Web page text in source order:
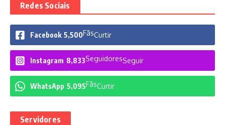
Redes Sociais
Facebook 5,500FãsCurtir
Instagram 8,833SeguidoresSeguir
WhatsApp 5,095FãsCurtir
Servidores